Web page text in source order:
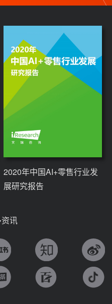
2020年中国AI+零售行业发
展研究报告
讯